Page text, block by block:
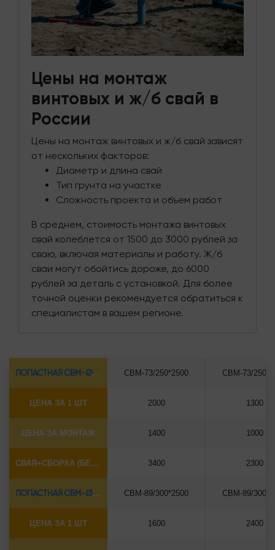
Цены на монтаж
винтовых и ж/б свай в
России
Цены на монтаж винтовых и ж/б свай зависят
от нескольких факторов:
Диаметр и длина свай
Тип грунта на участке
Сложность проекта и объем работ
В среднем, стоимость монтажа винтовых
свай колеблется от 1500 до 3000 рублей за
сваю, включая материалы и работу. Ж/б
сваи могут обойтись дороже, до 6000
рублей за деталь с установкой. Для более
точной оценки рекомендуется обратиться к
специалистам в вашем регионе.
ЛОПАСТНАЯ СВМ-Ø73*5.5
ЦЕНА ЗА 1 ШТ
ЦЕНА ЗА МОНТАЖ
СВАЯ+СБОРКА (БЕЗ ОГОЛОВКА)
СВМ-73/250*2500
2000
1400
3400
СВМ-73/
1300
1000
2300
ЛОПАСТНАЯ СВМ-Ø89*6.5
ЦЕНА ЗА 1 ШТ
СВМ-89/300*2500
1600
СВМ-89/
2400